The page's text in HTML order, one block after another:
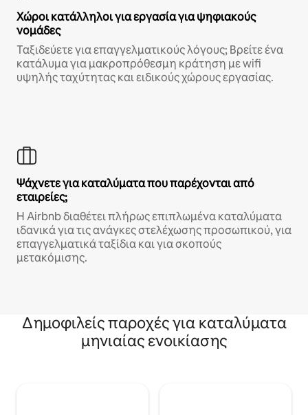
Χώροι κατάλληλοι για εργασία για ψηφιακούς
νομάδες
Ταξιδεύετε για επαγγελματικούς λόγους; Βρείτε ένα
κατάλυμα για μακροπρόθεσμη κράτηση με wifi
υψηλής ταχύτητας και ειδικούς χώρους εργασίας.
Ψάχνετε για καταλύματα που παρέχονται από
εταιρείες;
Η Airbnb διαθέτει πλήρως επιπλωμένα καταλύματα
ιδανικά για τις ανάγκες στελέχωσης προσωπικού, για
επαγγελματικά ταξίδια και για σκοπούς
μετακόμισης.
Δημοφιλείς παροχές για καταλύματα
μηνιαίας ενοικίασης